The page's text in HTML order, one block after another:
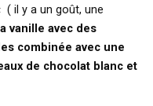
» ( il y a un goût, une
vanille avec des
combinée avec une
de chocolat blanc et